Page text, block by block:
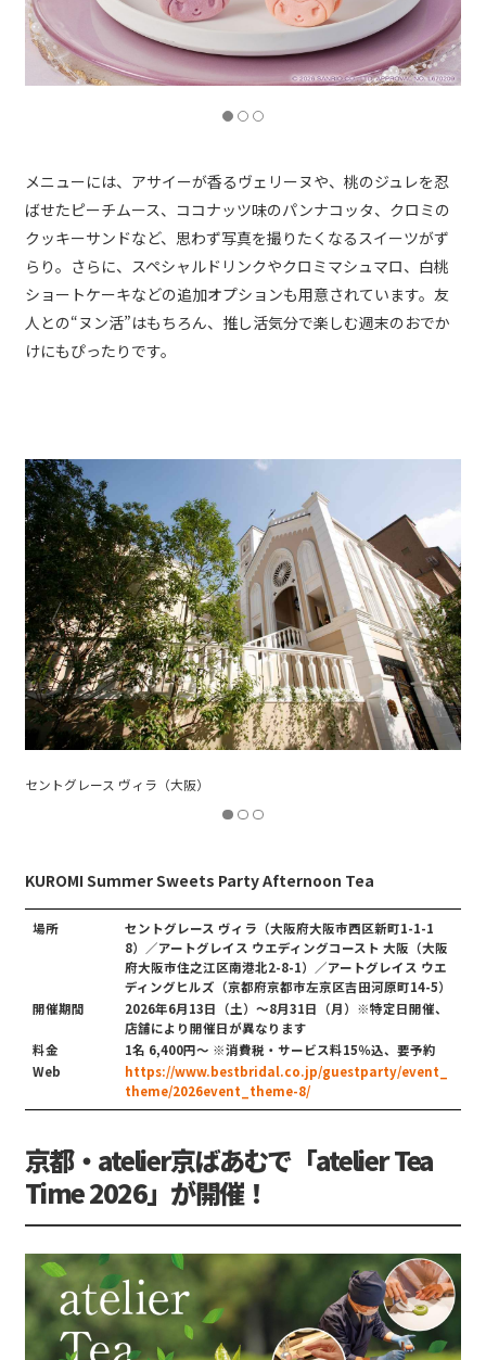
メニューには、アサイーが香るヴェリーヌや、桃のジュレを忍
ばせたピーチムース、ココナッツ味のパンナコッタ、クロミの
クッキーサンドなど、思わず写真を撮りたくなるスイーツがず
らり。さらに、スペシャルドリンクやクロミマシュマロ、白桃
ショートケーキなどの追加オプションも用意されています。友
人との“ヌン活”はもちろん、推し活気分で楽しむ週末のおでか
けにもぴったりです。
アートグレイス ウエディングコースト 大阪（大阪）
KUROMI Summer Sweets Party Afternoon Tea
場所
セントグレース ヴィラ（大阪府大阪市西区新町1-1-1
8）／アートグレイス ウエディングコースト 大阪（大阪
府大阪市住之江区南港北2-8-1）／アートグレイス ウエ
ディングヒルズ（京都府京都市左京区吉田河原町14-5）
開催期間
2026年6月13日（土）～8月31日（月）※特定日開催、
店舗により開催日が異なります
料金
1名 6,400円～ ※消費税・サービス料15％込、要予約
Web
https://www.bestbridal.co.jp/guestparty/event_
theme/2026event_theme-8/
京都・atelier京ばあむで「atelier Tea
Time 2026」が開催！